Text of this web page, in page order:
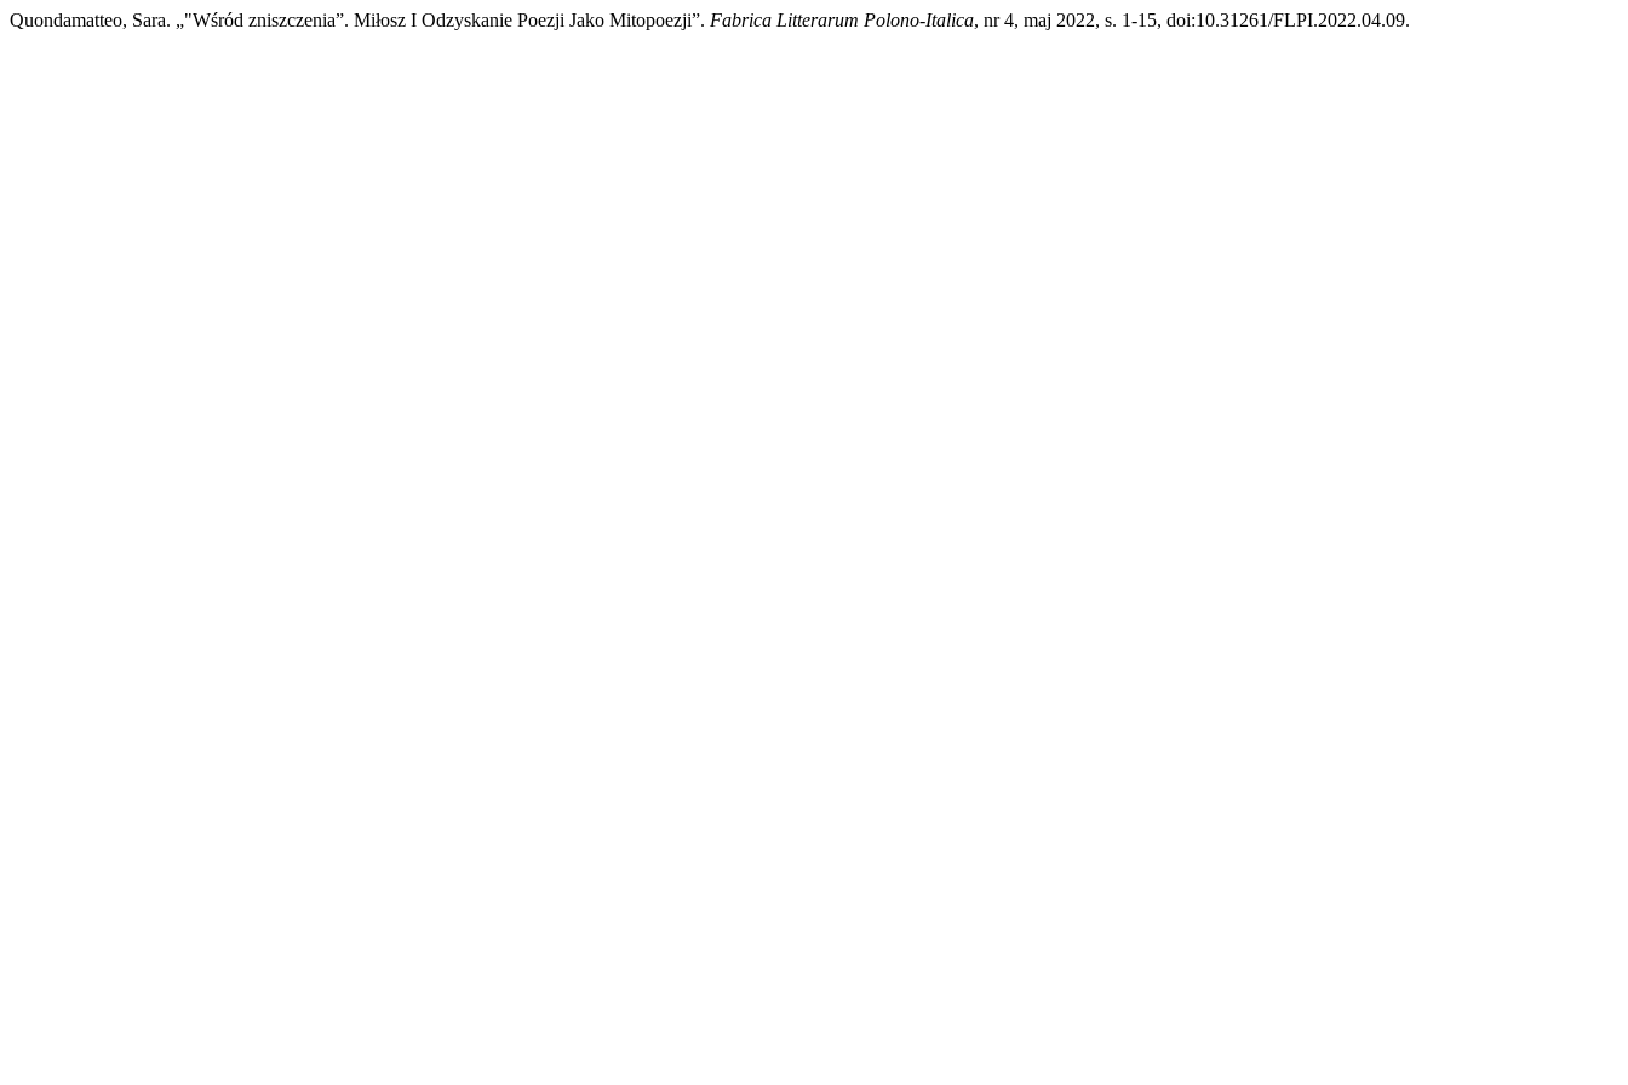
Quondamatteo, Sara. „"Wśród zniszczenia”. Miłosz I Odzyskanie Poezji Jako Mitopoezji”. Fabrica Litterarum Polono-Italica, nr 4, maj 2022, s. 1-15, doi:10.31261/FLPI.2022.04.09.